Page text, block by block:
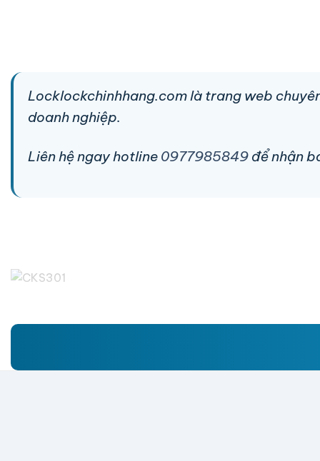
Locklockchinhhang.com là trang web
doanh nghiệp.
Liên hệ ngay hotline 0977985849 để nhận